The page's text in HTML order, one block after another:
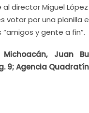
director Miguel
votar por una planilla
y gente a fin”.
Juan
9; Agencia